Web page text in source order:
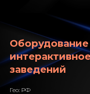
заведений
Гео: РФ